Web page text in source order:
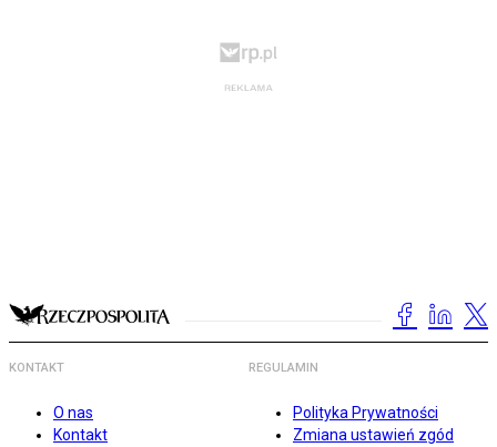
KONTAKT
O nas
Kontakt
REGULAMIN
Polityka Prywatności
Zmiana ustawień zgód